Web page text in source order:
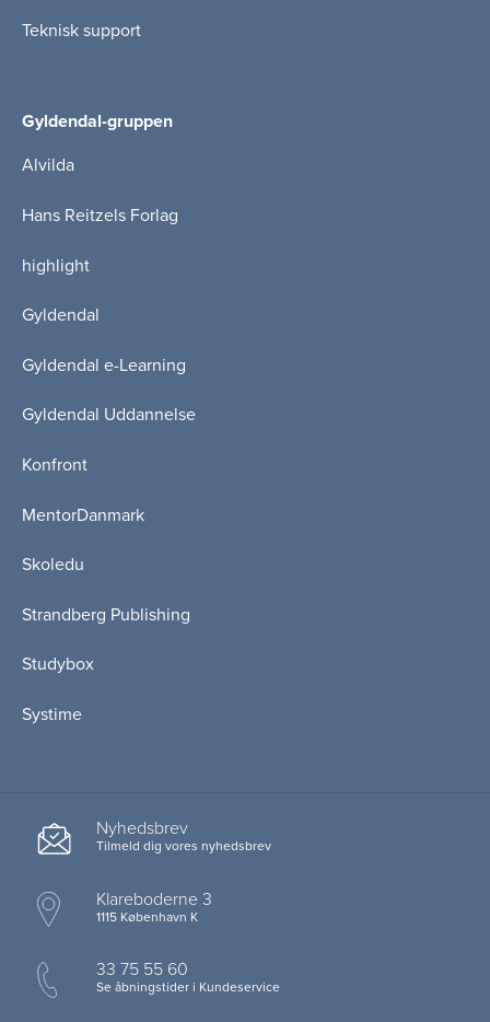
Teknisk support
Gyldendal-gruppen
Alvilda
Hans Reitzels Forlag
highlight
Gyldendal
Gyldendal e-Learning
Gyldendal Uddannelse
Konfront
MentorDanmark
Skoledu
Strandberg Publishing
Studybox
Systime
Nyhedsbrev
Tilmeld dig vores nyhedsbrev
Klareboderne 3
1115 København K
33 75 55 60
Se åbningstider i Kundeservice